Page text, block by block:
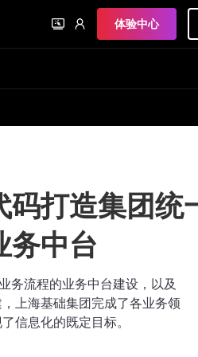
体验中心
码打造集团统
务中台
务流程的业务中台建设，以及
上海基础集团完成了各业务领
信息化的既定目标。